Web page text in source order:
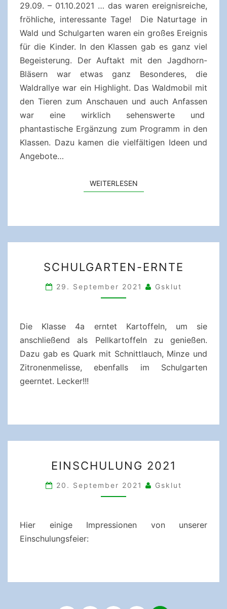
29.09. – 01.10.2021 … das waren ereignisreiche,
fröhliche, interessante Tage! Die Naturtage in
Wald und Schulgarten waren ein großes Ereignis
für die Kinder. In den Klassen gab es ganz viel
Begeisterung. Der Auftakt mit den Jagdhorn-
Bläsern war etwas ganz Besonderes, die
Waldrallye war ein Highlight. Das Waldmobil mit
den Tieren zum Anschauen und auch Anfassen
war eine wirklich sehenswerte und
phantastische Ergänzung zum Programm in den
Klassen. Dazu kamen die vielfältigen Ideen und
Angebote…
WEITERLESENWEITERLESEN
ERNTE
SCHULGARTEN-ERNTE
29. September 2021 Gsklut
Die Klasse 4a erntet Kartoffeln, um sie
anschließend als Pellkartoffeln zu genießen.
Dazu gab es Quark mit Schnittlauch, Minze und
Zitronenmelisse, ebenfalls im Schulgarten
geerntet. Lecker!!!
2021
EINSCHULUNG 2021
20. September 2021 Gsklut
Hier einige Impressionen von unserer
Einschulungsfeier:
Seitennummerierung